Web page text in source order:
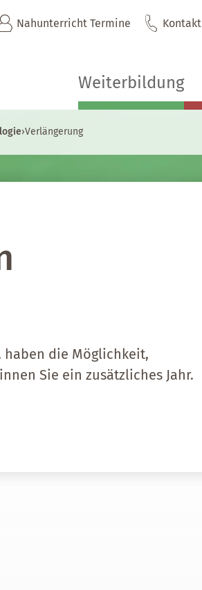
Nahunterricht Termine Kontakt
Weiterbildung
›Verlängerung
haben die Möglichkeit,
Sie ein zusätzliches Jahr.